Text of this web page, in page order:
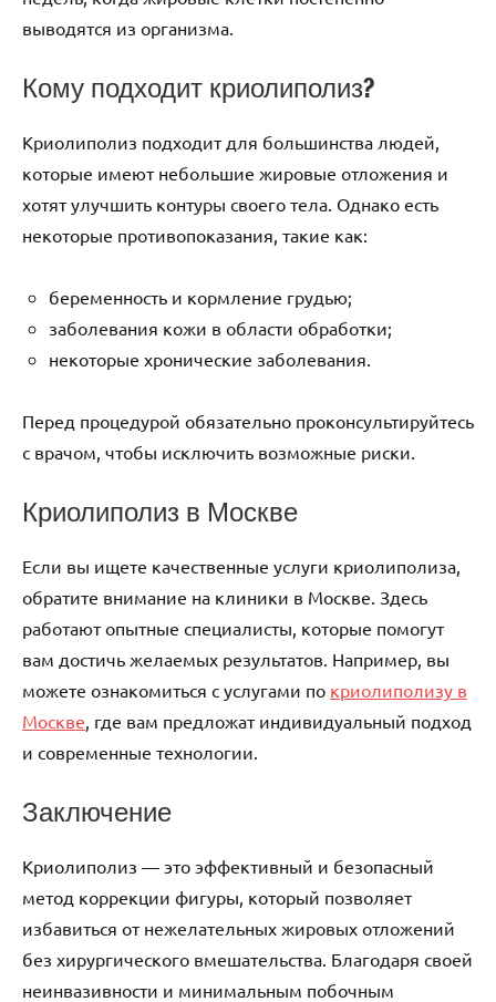
выводятся из организма.
Кому подходит криолиполиз?
Криолиполиз подходит для большинства людей,
которые имеют небольшие жировые отложения и
хотят улучшить контуры своего тела. Однако есть
некоторые противопоказания, такие как:
беременность и кормление грудью;
заболевания кожи в области обработки;
некоторые хронические заболевания.
Перед процедурой обязательно проконсультируйтесь
с врачом, чтобы исключить возможные риски.
Криолиполиз в Москве
Если вы ищете качественные услуги криолиполиза,
обратите внимание на клиники в Москве. Здесь
работают опытные специалисты, которые помогут
вам достичь желаемых результатов. Например, вы
можете ознакомиться с услугами по криолиполизу в
Москве , где вам предложат индивидуальный подход
и современные технологии.
Заключение
Криолиполиз — это эффективный и безопасный
метод коррекции фигуры, который позволяет
избавиться от нежелательных жировых отложений
без хирургического вмешательства. Благодаря своей
неинвазивности и минимальным побочным